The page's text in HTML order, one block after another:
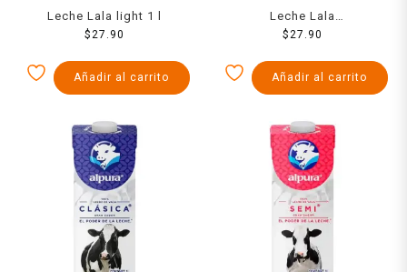
Leche Lala light 1 l
$27.90
Añadir al carrito
Leche Lala
semidescremada 1 l
$27.90
Añadir al carrito